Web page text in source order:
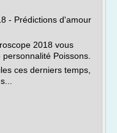
- Prédictions d'amour
2018 vous
Poissons.
ces derniers temps,